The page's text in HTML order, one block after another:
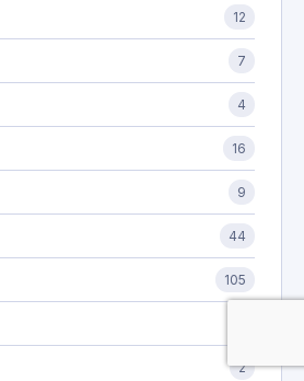
12
7
4
16
9
44
105
2